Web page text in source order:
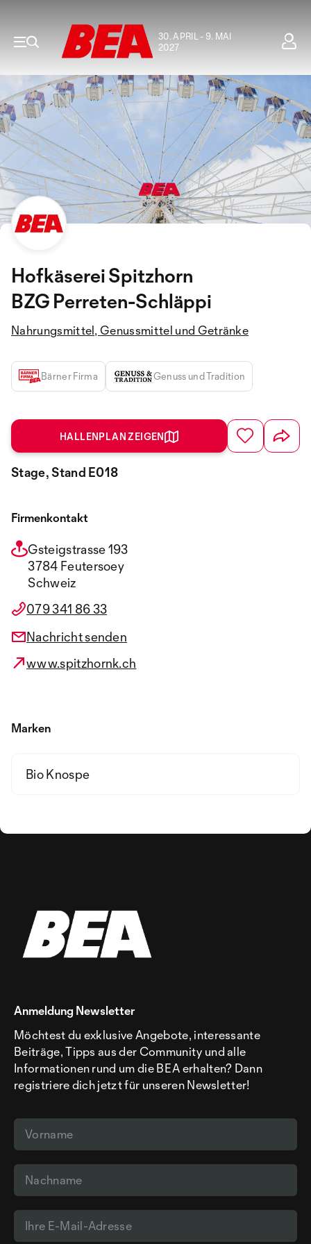
30. APRIL - 9. MAI
2027
Hofkäserei Spitzhorn
BZG Perreten-Schläppi
Nahrungsmittel, Genussmittel und Getränke
Bärner Firma Genuss und Tradition
HALLENPLAN ZEIGEN
Stage, Stand E018
Firmenkontakt
Gsteigstrasse 193
3784 Feutersoey
Schweiz
079 341 86 33
Nachricht senden
www.spitzhornk.ch
Marken
Bio Knospe
Anmeldung Newsletter
Möchtest du exklusive Angebote, interessante
Beiträge, Tipps aus der Community und alle
Informationen rund um die BEA erhalten? Dann
registriere dich jetzt für unseren Newsletter!